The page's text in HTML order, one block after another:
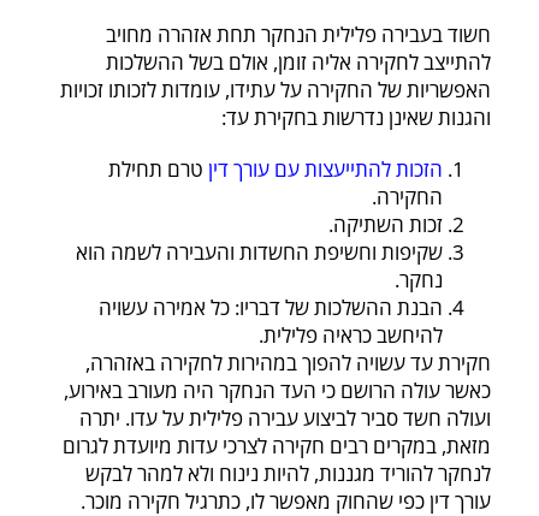
חשוד בעבירה פלילית הנחקר תחת אזהרה מחויב
להתייצב לחקירה אליה זומן, אולם בשל ההשלכות
האפשריות של החקירה על עתידו, עומדות לזכותו זכויות
והגנות שאינן נדרשות בחקירת עד:
הזכות להתייעצות עם עורך דין טרם תחילת
החקירה.
זכות השתיקה.
שקיפות וחשיפת החשדות והעבירה לשמה הוא
נחקר.
הבנת ההשלכות של דבריו: כל אמירה עשויה
להיחשב כראיה פלילית.
חקירת עד עשויה להפוך במהירות לחקירה באזהרה,
כאשר עולה הרושם כי העד הנחקר היה מעורב באירוע,
ועולה חשד סביר לביצוע עבירה פלילית על עדו. יתרה
מזאת, במקרים רבים חקירה לצרכי עדות מיועדת לגרום
לנחקר להוריד מגננות, להיות נינוח ולא למהר לבקש
עורך דין כפי שהחוק מאפשר לו, כתרגיל חקירה מוכר.